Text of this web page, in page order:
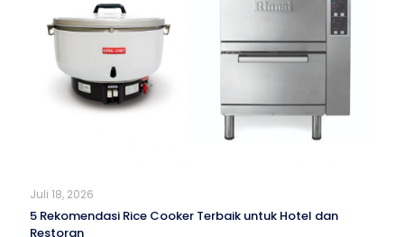
Juli 18, 2026
5 Rekomendasi Rice Cooker Terbaik untuk Hotel dan
Restoran